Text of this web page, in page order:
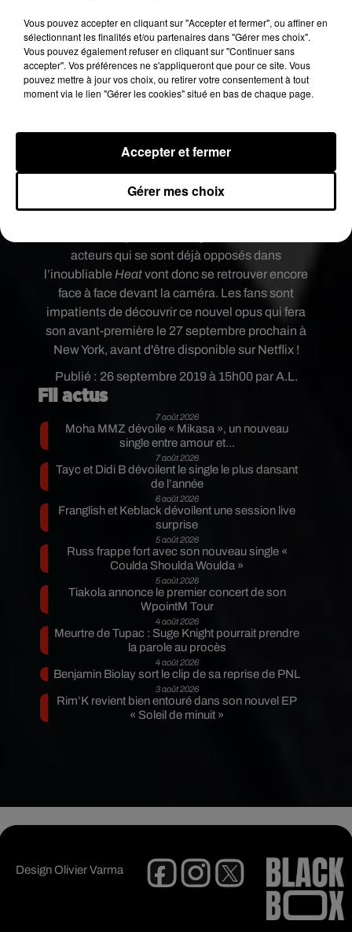
Publié : 26 septembre 2019 à 15h00 par A.L.
un de ses films. Et pour cause... Le budget de 120
millions prévu au départ, a vite atteint les 175
millions de dollars pour pouvoir réaliser les effets
visuels nécessaires. Tiré du livre de Charles
relate
disparaître Jimmy Hoffa, un baron de la
revient sur des étapes importantes de sa vie. Il
acteurs qui se sont déjà opposés dans
l’inoubliable Heatvont donc se retrouver encore
face à face devant la caméra. Les fans sont
impatients de découvrir ce nouvel opus qui fera
son avant-première le 27 septembre prochain à
New York, avant d'être disponible sur Netflix!
Fil actus
7 août 2026
Moha MMZ dévoile « Mikasa », un nouveau
single entre amour et...
7 août 2026
Tayc et Didi B dévoilent le single le plus dansant
de l’année
6 août 2026
Franglish et Keblack dévoilent une session live
surprise
5 août 2026
Russ frappe fort avec son nouveau single «
Coulda Shoulda Woulda »
5 août 2026
Tiakola annonce le premier concert de son
WpointM Tour
4 août 2026
Meurtre de Tupac : Suge Knight pourrait prendre
la parole au procès
4 août 2026
Benjamin Biolay sort le clip de sa reprise de PNL
3 août 2026
Rim’K revient bien entouré dans son nouvel EP
« Soleil de minuit »
DesignOlivier Varma
Vous pouvez accepter en cliquant sur "Accepter et fermer", ou affiner en
sélectionnant les finalités et/ou partenaires dans "Gérer mes choix".
Vous pouvez également refuser en cliquant sur "Continuer sans
accepter". Vos préférences ne s'appliqueront que pour ce site. Vous
pouvez mettre à jour vos choix, ou retirer votre consentement à tout
moment via le lien "Gérer les cookies" situé en bas de chaque page.
Gérer mes choix
Accepter et fermer